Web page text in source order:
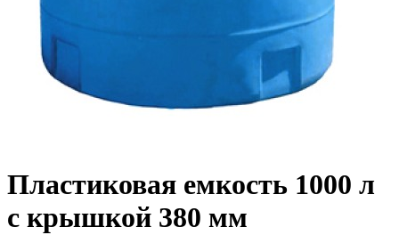
Пластиковая емкость 1000 л
с крышкой 380 мм